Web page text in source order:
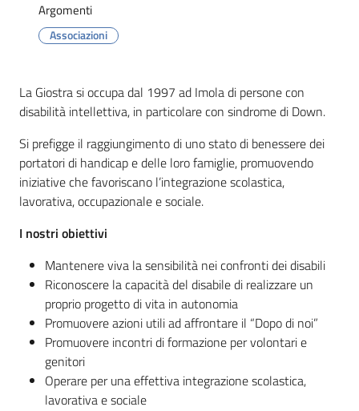
line
Prenotazioni
Tutti
gli
Menu selezionato
Argomenti
Associazioni
La Giostra si occupa dal 1997 ad Imola di persone con
disabilità intellettiva, in particolare con sindrome di Down.
Si prefigge il raggiungimento di uno stato di benessere dei
portatori di handicap e delle loro famiglie, promuovendo
iniziative che favoriscano l’integrazione scolastica,
lavorativa, occupazionale e sociale.
I nostri obiettivi
Mantenere viva la sensibilità nei confronti dei disabili
Riconoscere la capacità del disabile di realizzare un
proprio progetto di vita in autonomia
Promuovere azioni utili ad affrontare il “Dopo di noi”
Promuovere incontri di formazione per volontari e
genitori
Operare per una effettiva integrazione scolastica,
lavorativa e sociale